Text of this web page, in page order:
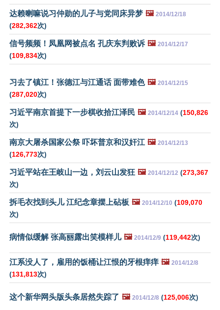
达赖喇嘛说习仲勋的儿子与党同床异梦 🖼️ 2014/12/18
(282,362次)
信号频频！凤凰网被点名 孔庆东判败诉 🖼️ 2014/12/17
(109,834次)
习去了镇江！张德江与江通话 面带难色 🖼️ 2014/12/15
(287,020次)
习近平南京首提下一步棋收拾江泽民 🖼️ 2014/12/14 (150,826
次)
南京大屠杀国家公祭 吓坏普京和汉奸江 🖼️ 2014/12/13
(126,773次)
习近平站在王岐山一边，刘云山发狂 🖼️ 2014/12/12 (273,367
次)
拆毛衣找到头儿 江纪念章摆上砧板 🖼️ 2014/12/10 (109,070
次)
病情似缓解 张高丽露出笑模样儿 🖼️ 2014/12/9 (119,442次)
江系没人了，雇用的饭桶让江恨的牙根痒痒 🖼️ 2014/12/8
(131,813次)
这个新华网头版头条居然失踪了 🖼️ 2014/12/8 (125,006次)